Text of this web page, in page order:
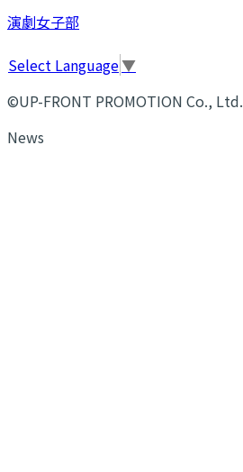
演劇女子部
Select Language▼
©UP-FRONT PROMOTION Co., Ltd.
News